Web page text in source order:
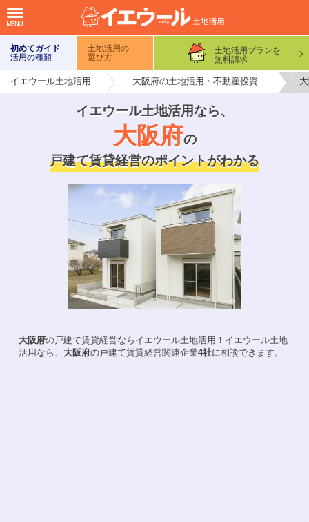
初めてガイド
活用の種類
土地活用の
選び方
土地活用プランを
無料請求
イエウール土地活用 大阪府の土地活用・不動産投資
イエウール土地活用なら、
大阪府の
戸建て賃貸経営のポイントがわかる
大阪府の戸建て賃貸経営ならイエウール土地活用！ イエウール土地
活用なら、 大阪府の戸建て賃貸経営関連企業4社に相談できます。